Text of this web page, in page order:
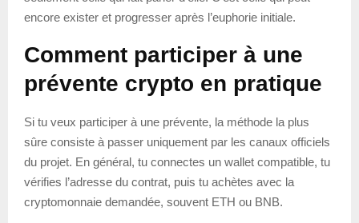
encore exister et progresser après l’euphorie initiale.
Comment participer à une
prévente crypto en pratique
Si tu veux participer à une prévente, la méthode la plus
sûre consiste à passer uniquement par les canaux officiels
du projet. En général, tu connectes un wallet compatible, tu
vérifies l’adresse du contrat, puis tu achètes avec la
cryptomonnaie demandée, souvent ETH ou BNB.